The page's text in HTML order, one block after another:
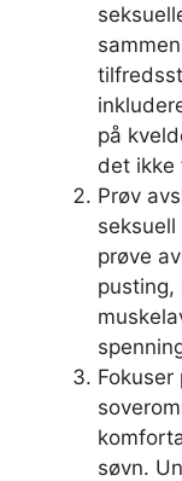
på
det ikke
Prøv
prøve
pusting,
søvn.